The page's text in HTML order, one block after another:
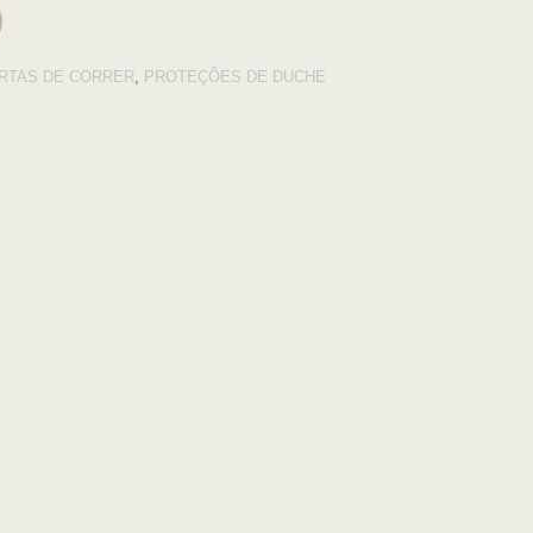
DE CORRER, PROTEÇÕES DE DUCHE